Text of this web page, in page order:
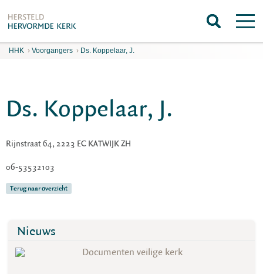
HHK › Voorgangers › Ds. Koppelaar, J.
Ds. Koppelaar, J.
Rijnstraat 64, 2223 EC KATWIJK ZH
06-53532103
Terug naar overzicht
Nieuws
Documenten veilige kerk